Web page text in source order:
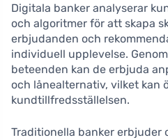
Digitala banker analyserar
och algoritmer för att skapa
erbjudanden och
individuell upplevelse.
beteenden kan de erbjuda
och lånealternativ, vilket kan
kundtillfredsställelsen.
Traditionella banker erbjuder